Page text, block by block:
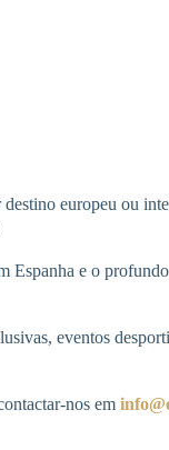
europeu ou
Espanha e o
eventos
nos em